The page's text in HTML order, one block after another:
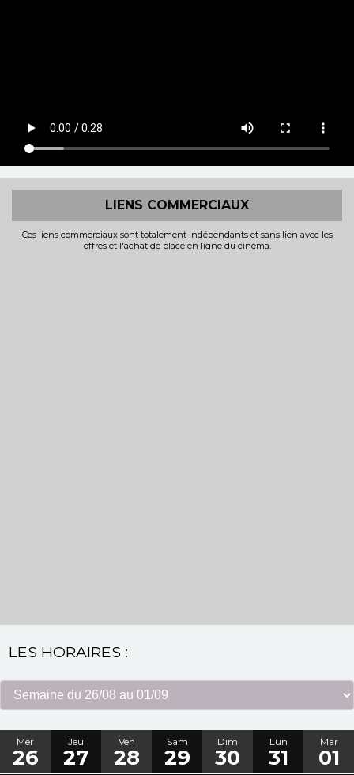
LIENS COMMERCIAUX
Ces liens commerciaux sont totalement indépendants et sans lien avec les
offres et l'achat de place en ligne du cinéma.
LES HORAIRES :
Mer
26
Jeu
27
Ven
28
Sam
29
Dim
30
Lun
31
Mar
01